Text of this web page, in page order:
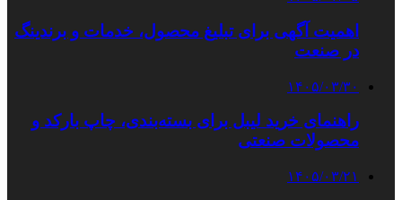
اهمیت آگهی برای تبلیغ محصول، خدمات و برندینگ
در صنعت
۱۴۰۵/۰۳/۳۰
راهنمای خرید لیبل برای بسته‌بندی، چاپ بارکد و
محصولات صنعتی
۱۴۰۵/۰۳/۲۱